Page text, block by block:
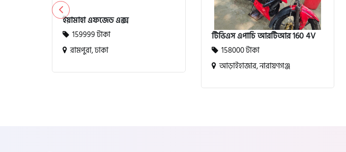
ইয়ামাহা এফজেড এক্স
159999 টাকা
রামপুরা, ঢাকা
টিভিএস এপাচি আরটিআর 160 4V
158000 টাকা
আড়াইহাজার, নারায়ণগঞ্জ